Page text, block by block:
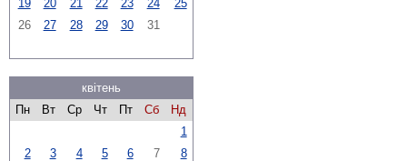
19
20 21 22 23 24
25
26
27 28 29 30 31
квітень
Пн
Вт Ср Чт Пт Сб
Нд
1
2
3 4 5 6 7
8